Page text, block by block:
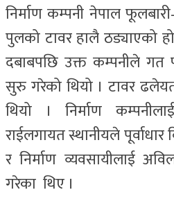
निर्माण कम्पनी नेपाल
पुलको टावर हालै ठड्याएको
दबाबपछि उक्त कम्पनीले
सुरु गरेको थियो । टावर
थियो । निर्माण
राईलगायत स्थानीयले
र निर्माण व्यवसायीलाई
गरेका थिए ।